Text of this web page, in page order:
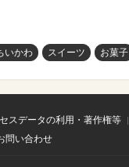
いかわ スイーツ お菓子
スデータの利用・著作権等
問い合わせ